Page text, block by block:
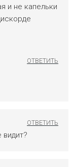
и не капельки
видит?